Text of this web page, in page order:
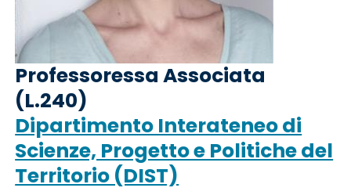
Professoressa Associata
(L.240)
Dipartimento Interateneo di
Scienze, Progetto e Politiche del
Territorio (DIST)